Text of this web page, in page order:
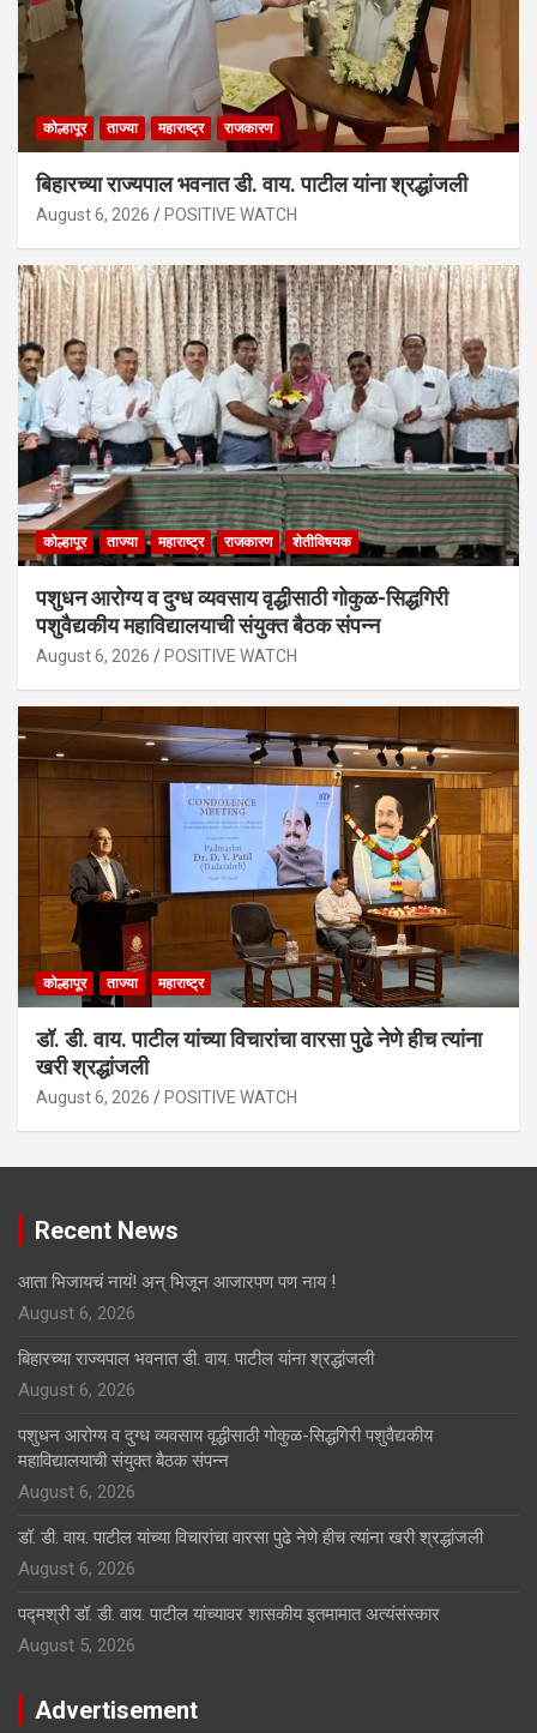
कोल्हापूर ताज्या महाराष्ट्र राजकारण
बिहारच्या राज्यपाल भवनात डी. वाय. पाटील यांना श्रद्धांजली
August 6, 2026 POSITIVE WATCH
कोल्हापूर ताज्या महाराष्ट्र राजकारण शेतीविषयक
पशुधन आरोग्य व दुग्ध व्यवसाय वृद्धीसाठी गोकुळ-सिद्धगिरी
पशुवैद्यकीय महाविद्यालयाची संयुक्त बैठक संपन्न
August 6, 2026 POSITIVE WATCH
कोल्हापूर ताज्या महाराष्ट्र
डॉ. डी. वाय. पाटील यांच्या विचारांचा वारसा पुढे नेणे हीच त्यांना
खरी श्रद्धांजली
August 6, 2026 POSITIVE WATCH
Recent News
आता भिजायचं नायं! अन् भिजून आजारपण पण नाय !
August 6, 2026
बिहारच्या राज्यपाल भवनात डी. वाय. पाटील यांना श्रद्धांजली
August 6, 2026
पशुधन आरोग्य व दुग्ध व्यवसाय वृद्धीसाठी गोकुळ-सिद्धगिरी पशुवैद्यकीय
महाविद्यालयाची संयुक्त बैठक संपन्न
August 6, 2026
डॉ. डी. वाय. पाटील यांच्या विचारांचा वारसा पुढे नेणे हीच त्यांना खरी श्रद्धांजली
August 6, 2026
पद्मश्री डॉ. डी. वाय. पाटील यांच्यावर शासकीय इतमामात अत्यंसंस्कार
August 5, 2026
Advertisement